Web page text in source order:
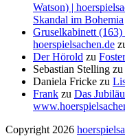
Watson) |
Skandal im Bohemia
Gruselkabinett
hoerspielsachen.de
Der Hörold zu
Sebastian Stelling zu
Daniela Fricke zu
Frank zu Das
Copyright 2026